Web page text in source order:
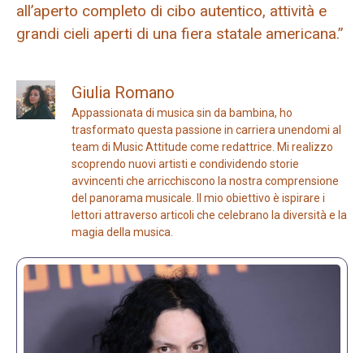
all’aperto completo di cibo autentico, attività e
grandi cieli aperti di una fiera statale americana.”
Giulia Romano
Appassionata di musica sin da bambina, ho
trasformato questa passione in carriera unendomi al
team di Music Attitude come redattrice. Mi realizzo
scoprendo nuovi artisti e condividendo storie
avvincenti che arricchiscono la nostra comprensione
del panorama musicale. Il mio obiettivo è ispirare i
lettori attraverso articoli che celebrano la diversità e la
magia della musica.